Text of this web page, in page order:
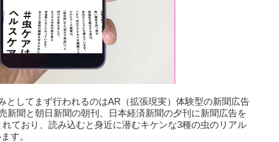
としてまず行われるのはAR（拡張現実）体験型の新聞広告
新聞と朝日新聞の朝刊、日本経済新聞の夕刊に新聞広告を
ており、読み込むと身近に潜むキケンな3種の虫のリアル
す。